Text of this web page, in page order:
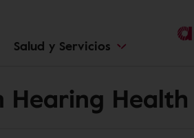
Salud y Servicios
Hearing